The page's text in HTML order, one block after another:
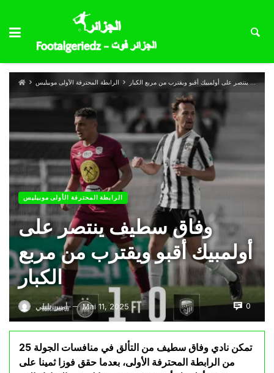
الرابطة المحترفة الأولى موبيليس وفاق سطيف ينتصر على أولمبيك أقبو ويقترب من مربع الكبار
الرابطة المحترفة الأولى موبيليس
وفاق سطيف ينتصر على
أولمبيك أقبو ويقترب من مربع
الكبار
أمير تليلي — Mai 11, 2025 0
تمكن نادي وفاق سطيف من التألق في منافسات الجولة 25
من الرابطة المحترفة الأولى، بعدما حقق فوزا ثمينا على